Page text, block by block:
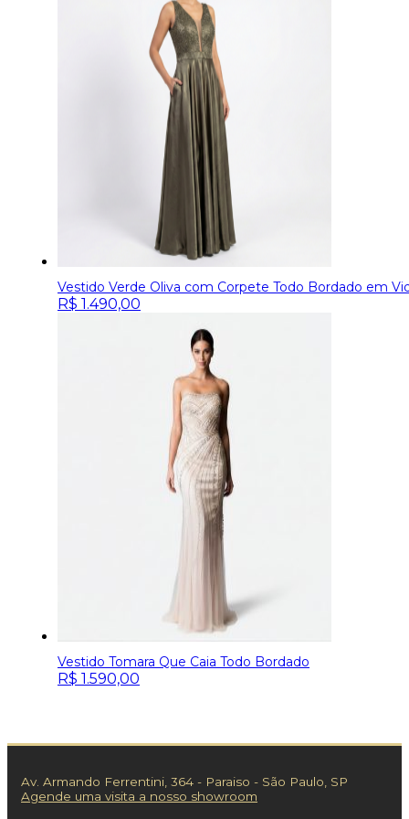
Vestido Verde Oliva com Corpete Todo Bordado em
R$ 1.490,00
Vestido Tomara Que Caia Todo Bordado
R$ 1.590,00
Av. Armando Ferrentini, 364 - Paraiso - São Paulo, SP
Agende uma visita a nosso showroom